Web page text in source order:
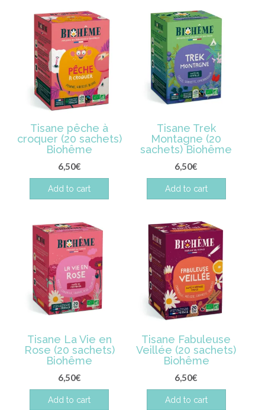
Tisane pêche à
croquer (20 sachets)
Biohême
6,50€
Add to cart
Tisane Trek
Montagne (20
sachets) Biohême
6,50€
Add to cart
Tisane La Vie en
Rose (20 sachets)
Biohême
6,50€
Add to cart
Tisane Fabuleuse
Veillée (20 sachets)
Biohême
6,50€
Add to cart